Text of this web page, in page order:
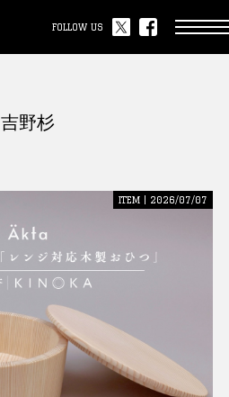
FOLLOW US
吉野杉
ITEM | 2026/07/07